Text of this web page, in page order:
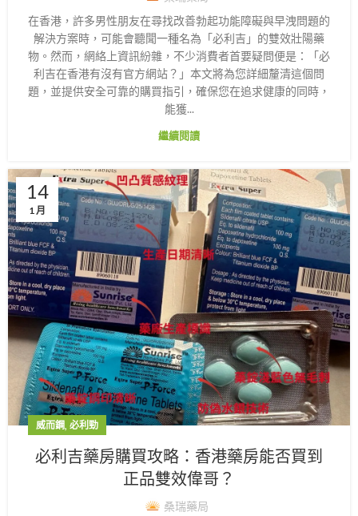
在香港，許多男性朋友在尋找改善勃起功能障礙與早洩問題的
解決方案時，可能會聽聞一種名為「必利吉」的雙效壯陽藥
物。然而，網絡上資訊紛雜，不少消費者首要疑問便是：「必
利吉在香港有沒有官方網站？」本文將為您詳細釐清這個問
題，並提供安全可靠的購買指引，確保您在追求健康的同時，
能獲...
繼續閱讀
14
1 月
威而鋼, 必利勁
必利吉藥房購買攻略：香港藥房能否買到
正品雙效偉哥？
桑瑞藥局